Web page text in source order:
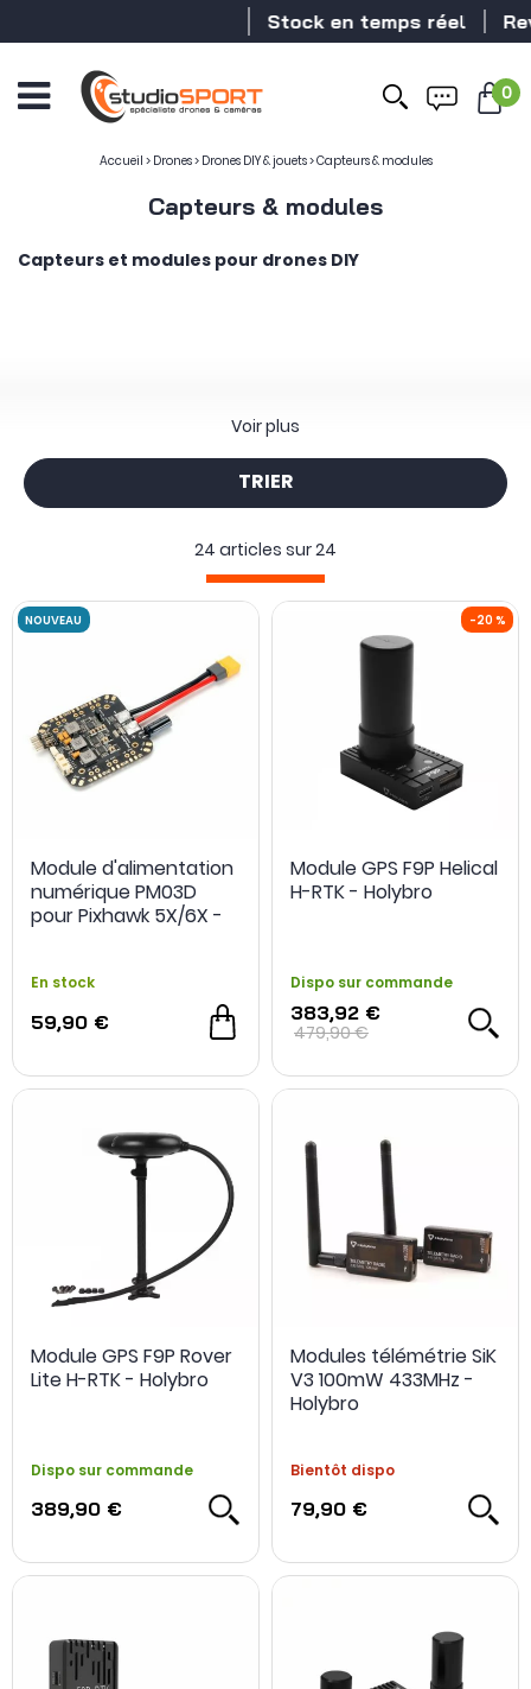
Stock en temps réel
0
Accueil > Drones> Drones DIY & jouets>Capteurs & modules
Capteurs & modules
Capteurs et modules pour drones DIY
Voir plus
TRIER
24 articles sur24
NOUVEAU
Module d'alimentation
numérique PM03D
pour Pixhawk 5X/6X -
En stock
59,90 €
Module GPS F9P Helical
H-RTK - Holybro
Dispo sur commande
383,92 €
479,90 €
Module GPS F9P Rover
Lite H-RTK - Holybro
Dispo sur commande
389,90 €
Modules télémétrie SiK
V3 100mW 433MHz -
Holybro
Bientôt dispo
79,90 €